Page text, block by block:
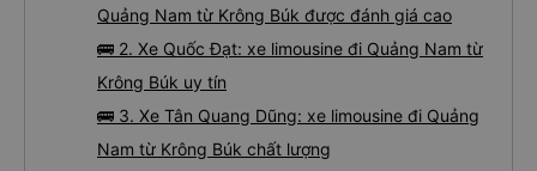
Quảng Nam từ Krông Búk được đánh giá cao
🚌 2. Xe Quốc Đạt: xe limousine đi Quảng Nam từ
Krông Búk uy tín
🚌 3. Xe Tân Quang Dũng: xe limousine đi Quảng
Nam từ Krông Búk chất lượng